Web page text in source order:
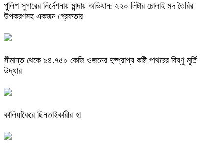
পুলিশ সুপারের নির্দেশনায় মান্দায় অভিযান: ২২০ লিটার চোলাই মদ তৈরির
উপকরণসহ একজন গ্রেফতার
সীমান্ত থেকে ৯৪.৭৫০ কেজি ওজনের দুষ্প্রাপ্য কষ্টি পাথরের বিষ্ণু মূর্তি
উদ্ধার
কালিয়াকৈরে ছিনতাইকারীর হা